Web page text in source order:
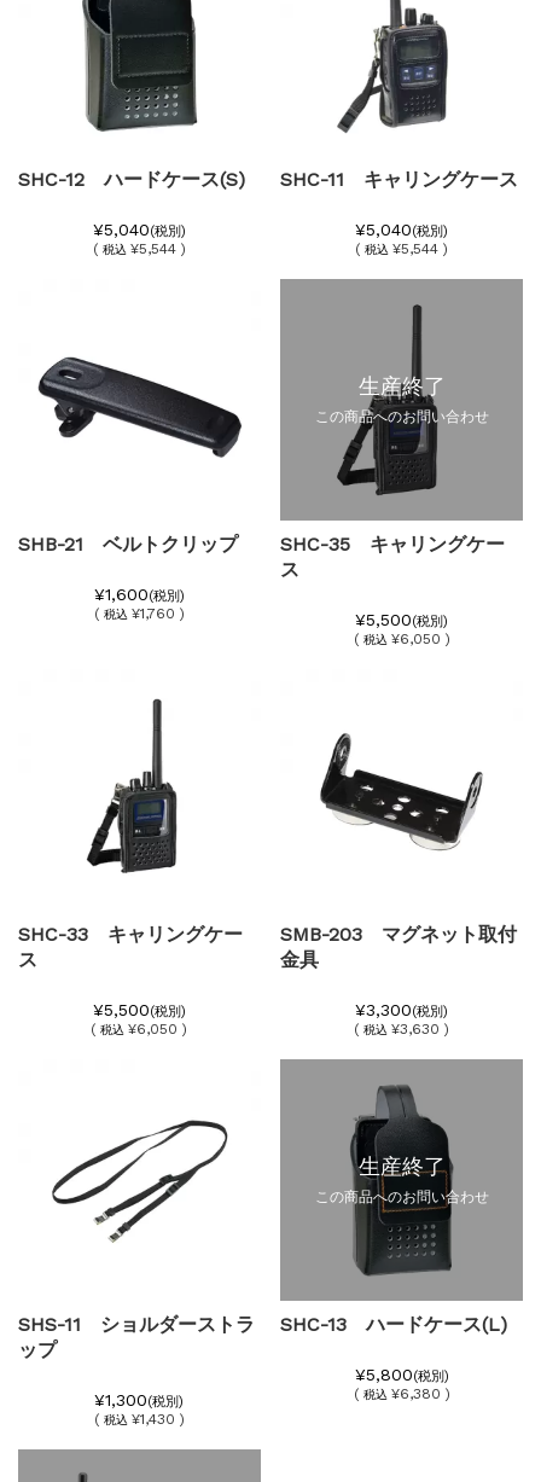
SHC-12 ハードケース(S)
¥5,040(税別)
( 税込 ¥5,544 )
SHC-11 キャリングケース
¥5,040(税別)
(税込 ¥5,544 )
SHB-21 ベルトクリップ
¥1,600(税別)
( 税込 ¥1,760 )
生産終了
この商品へのお問い合わせ
SHC-35 キャリングケー
ス
¥5,500(税別)
( 税込 ¥6,050 )
SHC-33 キャリングケー
ス
¥5,500(税別)
(税込 ¥6,050 )
SMB-203 マグネット取付
金具
¥3,300(税別)
(税込 ¥3,630 )
SHS-11 ショルダーストラ
ップ
¥1,300(税別)
( 税込 ¥1,430 )
生産終了
この商品へのお問い合わせ
SHC-13 ハードケース(L)
¥5,800(税別)
( 税込 ¥6,380 )